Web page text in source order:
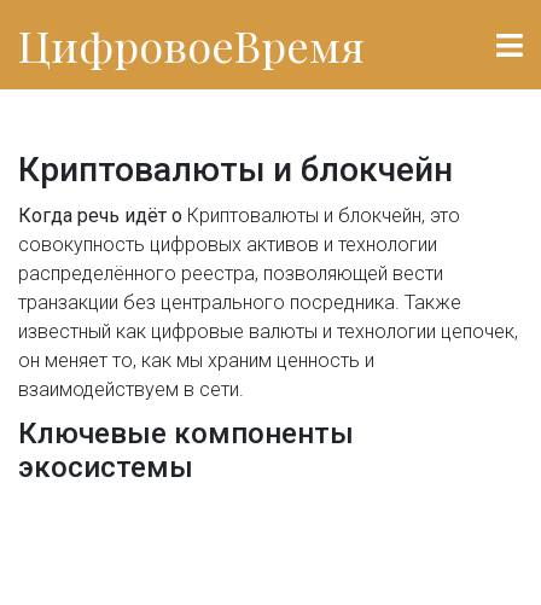
ЦифровоеВремя
Криптовалюты и блокчейн
Когда речь идёт о Криптовалюты и блокчейн, это
совокупность цифровых активов и технологии
распределённого реестра, позволяющей вести
транзакции без центрального посредника. Также
известный как цифровые валюты и технологии цепочек,
он меняет то, как мы храним ценность и
взаимодействуем в сети.
Ключевые компоненты
экосистемы